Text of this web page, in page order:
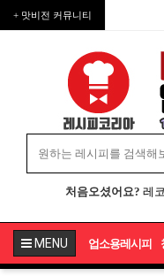
+ 맛비전 커뮤니티
처음오셨어요? 레
MENU 업소용레시피